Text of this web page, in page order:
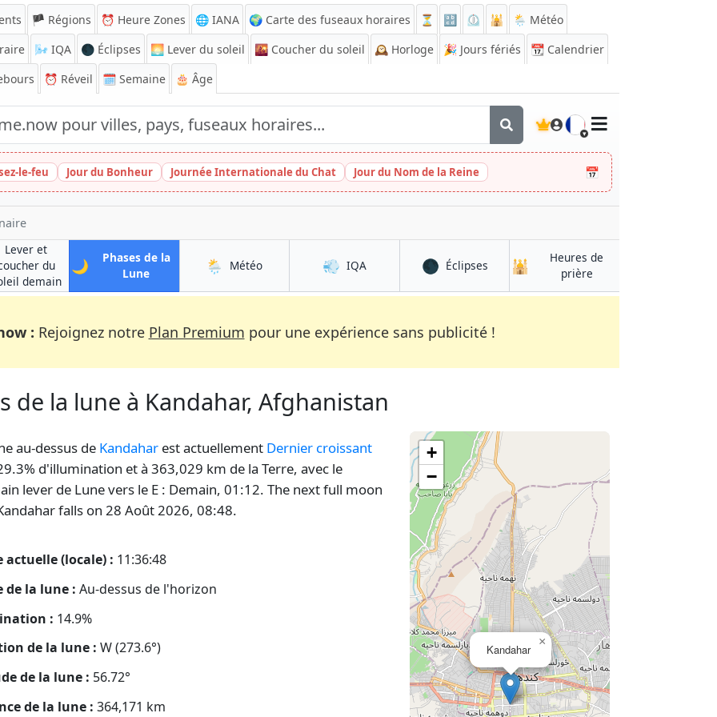
🏴 Régions ⏰ Heure Zones 🌐 IANA 🌍 Carte des fuseaux horaires ⏳ 🔡 ⏲️ 🕌
🌦️ Météo
🌬️ IQA 🌑 Éclipses 🌅 Lever du soleil 🌇 Coucher du soleil 🕰️ Horloge 🎉 Jours fériés 📆 Calendrier
⏰ Réveil 🗓️ Semaine 🎂 Âge
🇫🇷
le-feu Jour du Bonheur Journée Internationale du Chat Jour du Nom de la Reine 📅
Lever et
du
demainà Kandahar
🌙
Phases de la
Luneà Kandahar🌦️ Météoà Kandahar 💨 IQAà Kandahar🌑 Éclipsesà Kandahar
🕌
Heures de
prièreà Kandahar
: Rejoignez notre Plan Premium pour une expérience sans publicité !
de la lune à Kandahar, Afghanistan
au-dessus de Kandahar est actuellement Dernier croissant
d'illumination et à 363,029 km de la Terre, avec le
lever de Lune vers le E : Demain, 01:12. The next full moon
falls on 28 Août 2026, 08:48.
actuelle (locale) : 11:36:49
de la lune : Au-dessus de l'horizon
: 14.9%
de la lune : W (273.6°)
de la lune : 56.72°
de la lune : 364,171 km
Kandahar
×
+
−